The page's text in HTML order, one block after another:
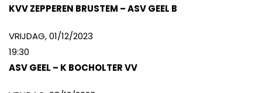
KVV ZEPPEREN BRUSTEM – ASV GEEL B
VRIJDAG, 01/12/2023
19:30
ASV GEEL – K BOCHOLTER VV